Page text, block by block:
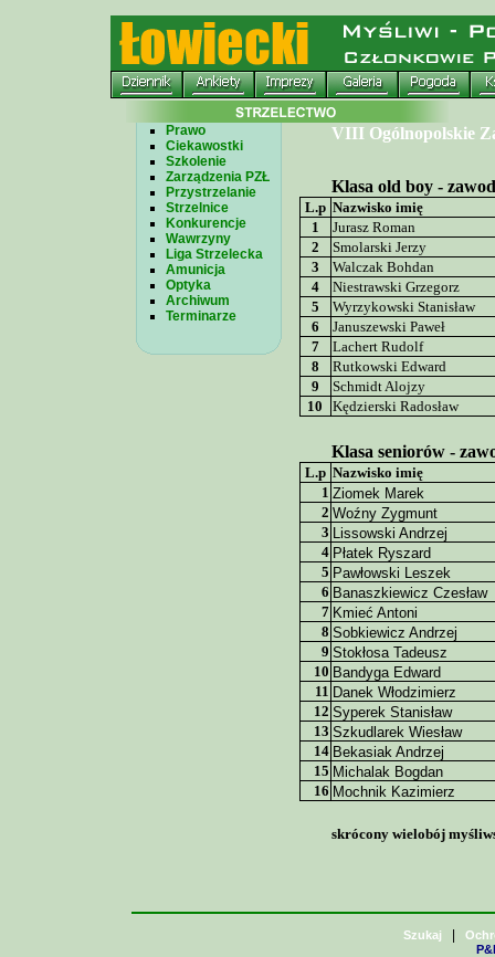
Prawo
Ciekawostki
Szkolenie
Zarządzenia PZŁ
Przystrzelanie
Strzelnice
Konkurencje
Wawrzyny
Liga Strzelecka
Amunicja
Optyka
Archiwum
Terminarze
VIII Ogólnopolskie
Klasa old boy -
L.p Nazwisko imię
1
Jurasz Roman
2
Smolarski Jerzy
3
Walczak Bohdan
4
Niestrawski Grzegorz
5
Wyrzykowski Stanisław
6
Januszewski Paweł
7
Lachert Rudolf
8
Rutkowski Edward
9
Schmidt Alojzy
10
Kędzierski Radosław
Klasa seniorów -
L.p Nazwisko imię
1 Ziomek Marek
2 Woźny Zygmunt
3 Lissowski Andrzej
4 Płatek Ryszard
5 Pawłowski Leszek
6 Banaszkiewicz Czesław
7 Kmieć Antoni
8 Sobkiewicz Andrzej
9 Stokłosa Tadeusz
10 Bandyga Edward
11 Danek Włodzimierz
12 Syperek Stanisław
13 Szkudlarek Wiesław
14 Bekasiak Andrzej
15 Michalak Bogdan
16 Mochnik Kazimierz
skrócony wielobój
Szukaj